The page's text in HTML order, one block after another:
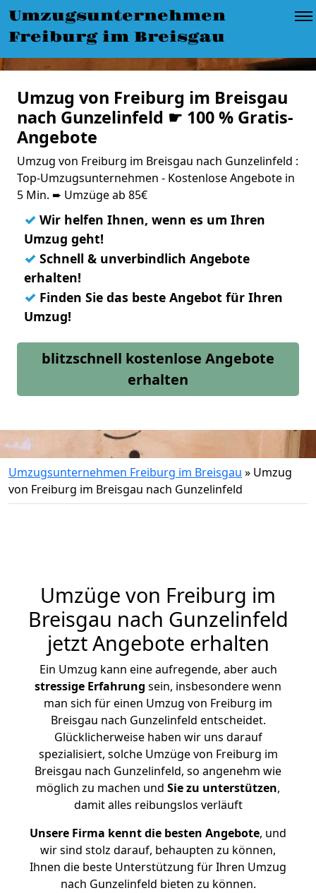
Umzugsunternehmen
Freiburg im Breisgau
Umzug von Freiburg im Breisgau
nach Gunzelinfeld ☛ 100 % Gratis-
Angebote
Umzug von Freiburg im Breisgau nach Gunzelinfeld :
Top-Umzugsunternehmen - Kostenlose Angebote in
5 Min. ➨ Umzüge ab 85€
✓ Wir helfen Ihnen, wenn es um Ihren
Umzug geht!
✓ Schnell & unverbindlich Angebote
erhalten!
✓ Finden Sie das beste Angebot für Ihren
Umzug!
blitzschnell kostenlose Angebote
erhalten
Umzugsunternehmen Freiburg im Breisgau » Umzug
von Freiburg im Breisgau nach Gunzelinfeld
Umzüge von Freiburg im
Breisgau nach Gunzelinfeld
jetzt Angebote erhalten
Ein Umzug kann eine aufregende, aber auch
stressige Erfahrung sein, insbesondere wenn
man sich für einen Umzug von Freiburg im
Breisgau nach Gunzelinfeld entscheidet.
Glücklicherweise haben wir uns darauf
spezialisiert, solche Umzüge von Freiburg im
Breisgau nach Gunzelinfeld, so angenehm wie
möglich zu machen und Sie zu unterstützen,
damit alles reibungslos verläuft
Unsere Firma kennt die besten Angebote, und
wir sind stolz darauf, behaupten zu können,
Ihnen die beste Unterstützung für Ihren Umzug
nach Gunzelinfeld bieten zu können.